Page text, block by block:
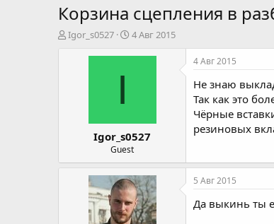
Корзина сцепления в
А
Igor_s0527
Д
т
а
л
а
4 Авг 2015
I
Igor_s0527
Guest
4 Авг 2015
Не знаю
Так как это
Чёрные
резиновых
5 Авг 2015
Да выкинь ты